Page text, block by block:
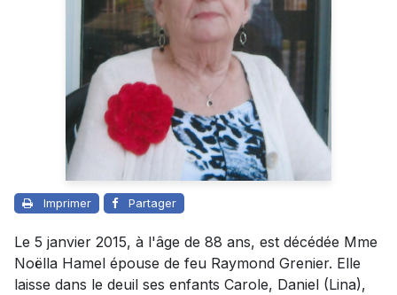
Imprimer Partager
Le 5 janvier 2015, à l'âge de 88 ans, est décédée Mme
Noëlla Hamel épouse de feu Raymond Grenier. Elle
laisse dans le deuil ses enfants Carole, Daniel (Lina),